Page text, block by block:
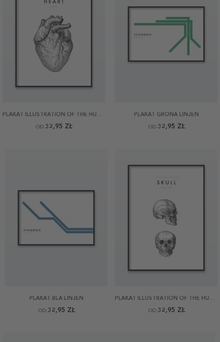
PLAKAT ILLUSTRATION OF THE HUMAN HEART
OD 32,95 ZŁ
PLAKAT GRÖNA LINJEN
OD 32,95 ZŁ
PLAKAT BLÅ LINJEN
OD 32,95 ZŁ
PLAKAT ILLUSTRATION OF THE HUMAN SKULL
OD 32,95 ZŁ